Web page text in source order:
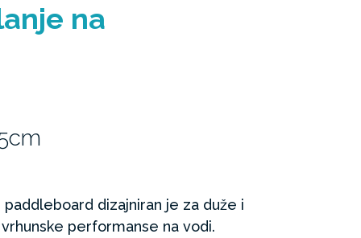
na
dizajniran je za duže i
performanse na vodi.